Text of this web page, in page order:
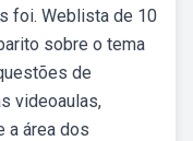
foi. Weblista de 10
sobre o tema
de
videoaulas,
a área dos